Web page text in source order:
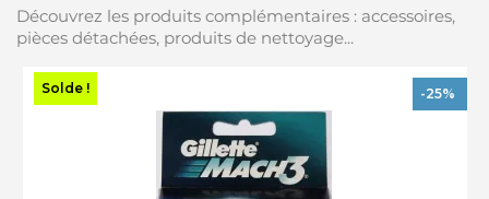
Découvrez les produits complémentaires : accessoires,
pièces détachées, produits de nettoyage...
Solde ! -25%